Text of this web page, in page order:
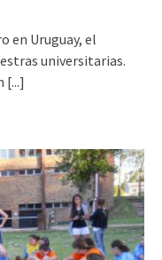
en Uruguay, el
universitarias.
[...]